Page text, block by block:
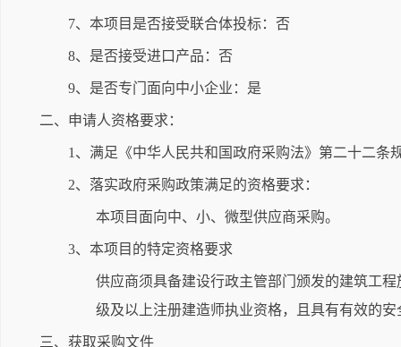
7、本项目是否接受联合体投标：否
8、是否接受进口产品：否
9、是否专门面向中小企业：是
二、申请人资格要求：
1、满足《中华人民共和国政府采购法》第二十二条
2、落实政府采购政策满足的资格要求：
本项目面向中、小、微型供应商采购。
3、本项目的特定资格要求
供应商须具备建设行政主管部门颁发的建筑工
级及以上注册建造师执业资格，且具有有效的
三、获取采购文件